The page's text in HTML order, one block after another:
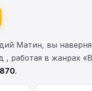
Матин, вы
, работая в жанрах
870.